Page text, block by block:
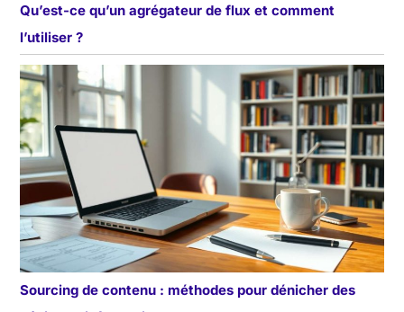
Qu’est-ce qu’un agrégateur de flux et comment
l’utiliser ?
Sourcing de contenu : méthodes pour dénicher des